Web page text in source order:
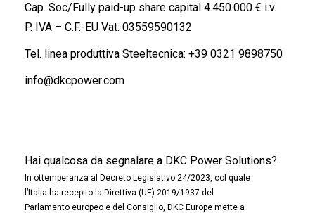
Cap. Soc/Fully paid-up share capital 4.450.000 € i.v.
P. IVA – C.F.-EU Vat: 03559590132
Tel. linea produttiva Steeltecnica: +39 0321 9898750
info@dkcpower.com
Hai qualcosa da segnalare a DKC Power Solutions?
In ottemperanza al Decreto Legislativo 24/2023, col quale
l’Italia ha recepito la Direttiva (UE) 2019/1937 del
Parlamento europeo e del Consiglio, DKC Europe mette a